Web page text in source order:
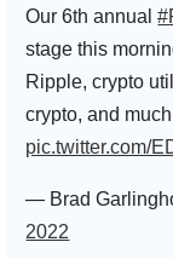
Our 6th annual
stage this
Ripple, crypto
crypto, and
pic.twitter.com/
— Brad
2022